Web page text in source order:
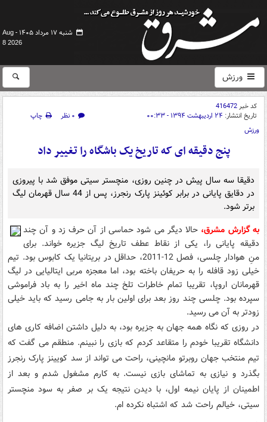
شنبه ۱۷ مرداد ۱۴۰۵ -
Aug
8 2026
ورزش
کد خبر416472
تاریخ انتشار: ۲۴ اردیبهشت ۱۳۹۴ - ۰۰:۳۳ ۰ نظر
چاپ
ورزش
پنج دقیقه ای که تاریخ یک باشگاه را تغییر داد
دقیقا سه سال پیش در چنین روزی، منچستر سیتی موفق شد با پیروزی
در دقایق پایانی در برابر کوئینز پارک رنجرز، پس از 44 سال قهرمان لیگ
برتر شود.
به گزارش مشرق، حالا دیگر می شود حماسی از آن حرف زد و آن چند
دقیقه پایانی را، یکی از نقاط عطف تاریخ لیگ جزیره خواند. برای
منِ هوادار چلسی، فصل 12-2011، حداقل در بریتانیا یک کابوس بود. تیم
خیلی زود قافله را به حریفان باخته بود، اما معجزه مربی ایتالیایی در لیگ
قهرمانان اروپا، تقریبا تمام خاطرات تلخ چند ماه اخیر را به باد فراموشی
سپرده بود. چلسی چند روز بعد برای اولین بار به جامی رسید که باید خیلی
زودتر به آن می رسید.
در روزی که نگاه همه جهان به جزیره بود، به دلیل داشتن اضافه کاری های
دانشگاه تقریبا خودم را متقاعد کردم که بازی را نبینم. منطقم می گفت که
تیم منتخب جهان روبرتو مانچینی، راحت می تواند از سد کویینز پارک رنجرز
بگذرد و نیازی به تماشای بازی نیست. به کارم مشغول شدم و بعد از
اطمینان از پایان نیمه اول، با دیدن نتیجه یک بر صفر به سود منچستر
سیتی، خیالم راحت شد که اشتباه نکرده ام.